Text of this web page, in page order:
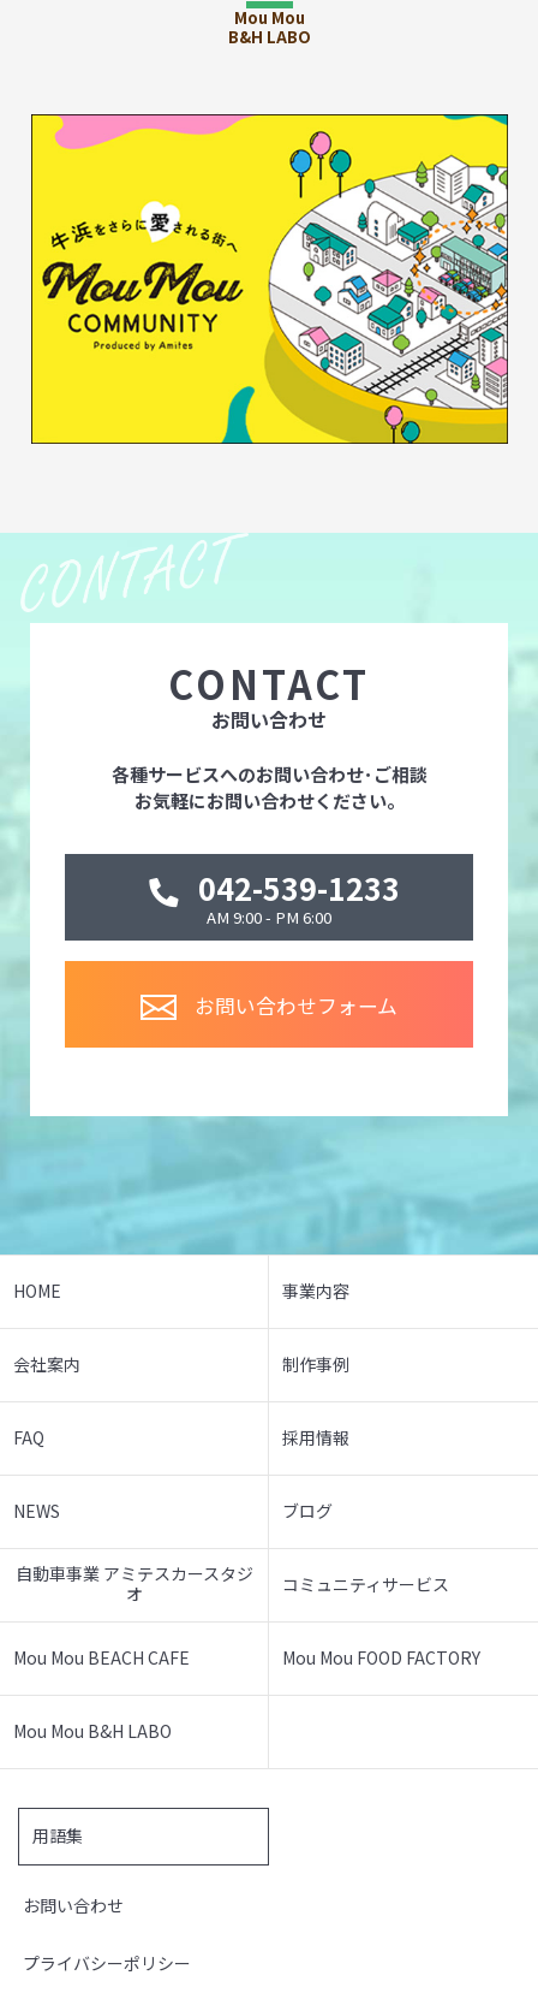
Mou Mou
B&H LABO
CONTACT
お問い合わせ
各種サービスへのお問い合わせ･ご相談
お気軽にお問い合わせください。
042-539-1233
AM 9:00 - PM 6:00
お問い合わせフォーム
HOME 事業内容
会社案内 制作事例
FAQ 採用情報
NEWS ブログ
自動車事業 アミテスカースタジ
オ
コミュニティサービス
Mou Mou BEACH CAFE Mou Mou FOOD FACTORY
Mou Mou B&H LABO
用語集
お問い合わせ
プライバシーポリシー